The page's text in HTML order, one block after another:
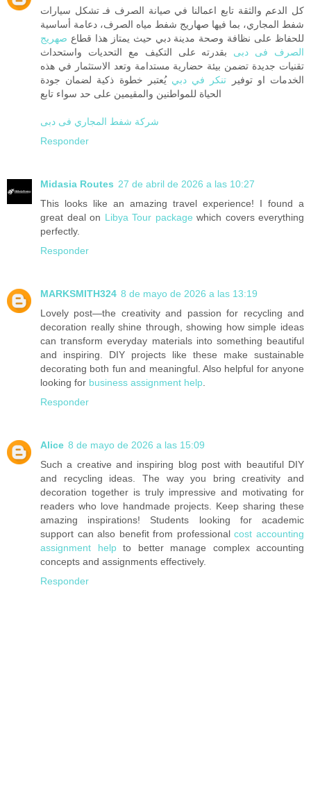
كل الدعم والثقة تابع اعمالنا في صيانة الصرف فـ تشكل سيارات
شفط المجاري، بما فيها صهاريج شفط مياه الصرف، دعامة أساسية
للحفاظ على نظافة وصحة مدينة دبي حيث يمتاز هذا قطاع صهريج
الصرف فى دبى بقدرته على التكيف مع التحديات واستحداث
تقنيات جديدة تضمن بيئة حضارية مستدامة وتعد الاستثمار في هذه
الخدمات او توفير تنكر في دبي يُعتبر خطوة ذكية لضمان جودة
الحياة للمواطنين والمقيمين على حد سواء تابع
شركة شفط المجاري فى دبى
Responder
Midasia Routes 27 de abril de 2026 a las 10:27
This looks like an amazing travel experience! I found a
great deal on Libya Tour package which covers everything
perfectly.
Responder
MARKSMITH324 8 de mayo de 2026 a las 13:19
Lovely post—the creativity and passion for recycling and
decoration really shine through, showing how simple ideas
can transform everyday materials into something beautiful
and inspiring. DIY projects like these make sustainable
decorating both fun and meaningful. Also helpful for anyone
looking for business assignment help
Responder
Alice 8 de mayo de 2026 a las 15:09
Such a creative and inspiring blog post with beautiful DIY
and recycling ideas. The way you bring creativity and
decoration together is truly impressive and motivating for
readers who love handmade projects. Keep sharing these
amazing inspirations! Students looking for academic
support can also benefit from professionalcost accounting
assignment helpto better manage complex accounting
concepts and assignments effectively.
Responder